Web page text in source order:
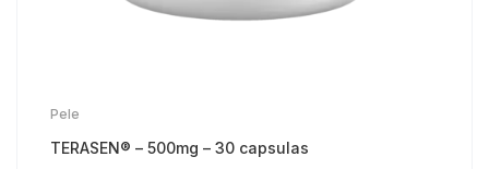
Pele
TERASEN® – 500mg – 30 capsulas